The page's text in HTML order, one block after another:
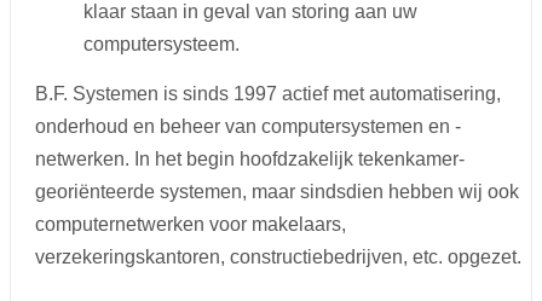
klaar staan in geval van storing aan uw
computersysteem.
B.F. Systemen is sinds 1997 actief met automatisering,
onderhoud en beheer van computersystemen en -
netwerken. In het begin hoofdzakelijk tekenkamer-
georiënteerde systemen, maar sindsdien hebben wij ook
computernetwerken voor makelaars,
verzekeringskantoren, constructiebedrijven, etc. opgezet.